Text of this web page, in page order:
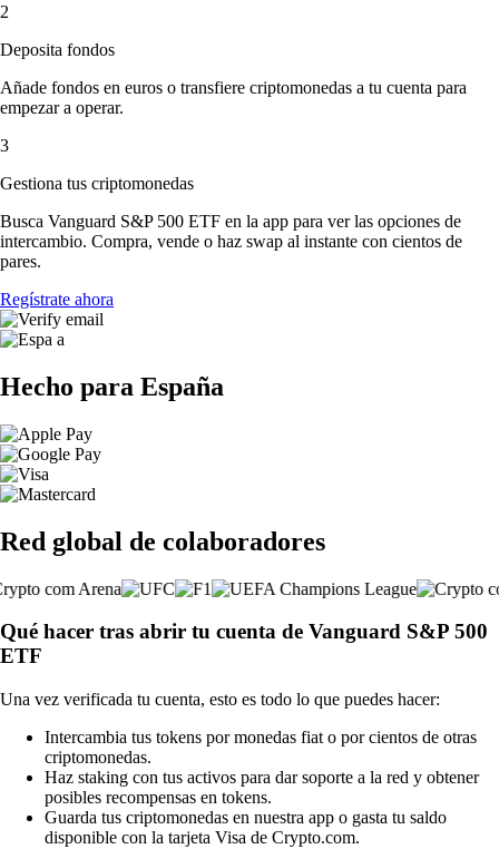
2
Deposita fondos
Añade fondos en euros o transfiere criptomonedas a tu cuenta para
empezar a operar.
3
Gestiona tus criptomonedas
Busca Vanguard S&P 500 ETF en la app para ver las opciones de
intercambio. Compra, vende o haz swap al instante con cientos de
pares.
Regístrate ahora
Hecho para España
Red global de colaboradores
Qué hacer tras abrir tu cuenta de Vanguard S&P 500
ETF
Una vez verificada tu cuenta, esto es todo lo que puedes hacer:
Intercambia tus tokens por monedas fiat o por cientos de otras
criptomonedas.
Haz staking con tus activos para dar soporte a la red y obtener
posibles recompensas en tokens.
Guarda tus criptomonedas en nuestra app o gasta tu saldo
disponible con la tarjeta Visa de Crypto.com.